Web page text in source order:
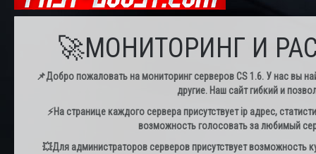
🚀МОНИТОРИНГ И
📌Добро пожаловать на мониторинг серверов CS 1.6. У нас вы
другие. Наш сайт гибкий и
⚡️На странице каждого сервера присутствует ip адрес,
возможность голосовать за любимый
💥Для администраторов серверов присутствует возможность